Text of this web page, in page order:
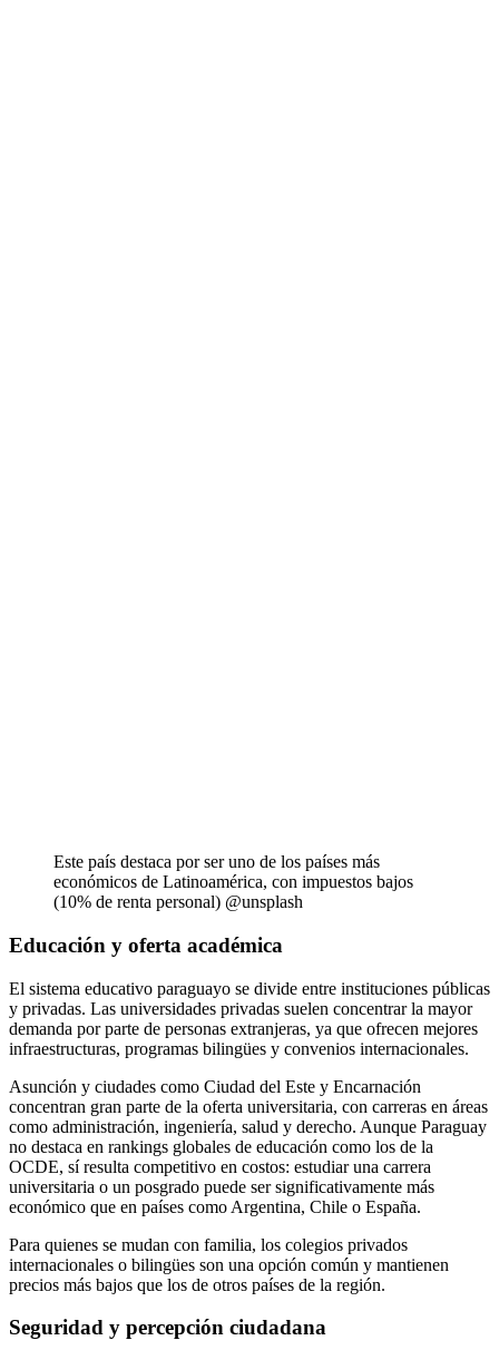
Este país destaca por ser uno de los países más
económicos de Latinoamérica, con impuestos bajos
(10% de renta personal) @unsplash
Educación y oferta académica
El sistema educativo paraguayo se divide entre instituciones públicas
y privadas. Las universidades privadas suelen concentrar la mayor
demanda por parte de personas extranjeras, ya que ofrecen mejores
infraestructuras, programas bilingües y convenios internacionales.
Asunción y ciudades como Ciudad del Este y Encarnación
concentran gran parte de la oferta universitaria, con carreras en áreas
como administración, ingeniería, salud y derecho. Aunque Paraguay
no destaca en rankings globales de educación como los de la
OCDE, sí resulta competitivo en costos: estudiar una carrera
universitaria o un posgrado puede ser significativamente más
económico que en países como Argentina, Chile o España.
Para quienes se mudan con familia, los colegios privados
internacionales o bilingües son una opción común y mantienen
precios más bajos que los de otros países de la región.
Seguridad y percepción ciudadana